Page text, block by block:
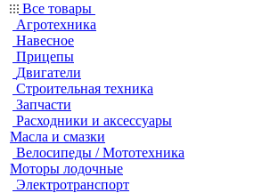
Все товары
Агротехника
Навесное
Прицепы
Двигатели
Строительная техника
Запчасти
Расходники и аксессуары
Масла и смазки
Велосипеды / Мототехника
Моторы лодочные
Электротранспорт